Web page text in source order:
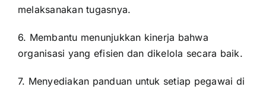
melaksanakan tugasnya.
6. Membantu menunjukkan kinerja bahwa
organisasi yang efisien dan dikelola secara baik.
7. Menyediakan panduan untuk setiap pegawai di